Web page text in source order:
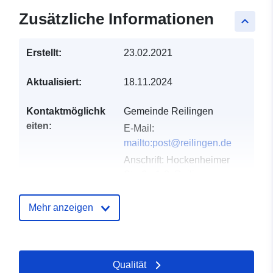
keyboard_arrow_up
Zusätzliche Informationen
Erstellt: 23.02.2021
Aktualisiert: 18.11.2024
Kontaktmöglichk
eiten:
Gemeinde Reilingen
E-Mail:
mailto:post@reilingen.de
Anschrift: Hockenheimer
Kataloge:
21 February 2026
Aktualisiert auf data.europa.eu:
Mehr anzeigen
Qualität